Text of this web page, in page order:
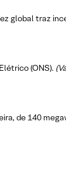
global traz
(ONS).
de 140